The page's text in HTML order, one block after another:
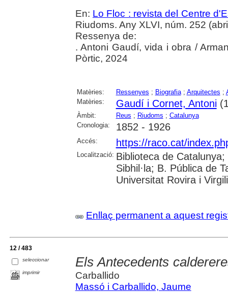
En: Lo Floc : revista del Centre
Riudoms. Any XLVI, núm. 252
Ressenya de:
. Antoni Gaudí, vida i obra /
Pòrtic, 2024
Matèries: Ressenyes ; Biografia; Arquitectes ;
Matèries:
Gaudí i Cornet, Antoni
Àmbit: Reus ; Riudoms ; Catalunya
Cronologia:
1852 - 1926
Accés: https://raco.cat/
Localització: Biblioteca de
Sibhil·la; B. Pública de
Universitat Rovira i Virgili
Enllaç permanent a aquest
12 / 483
seleccionar
imprimir
Els Antecedents
Carballido
Massó i Carballido, Jaume